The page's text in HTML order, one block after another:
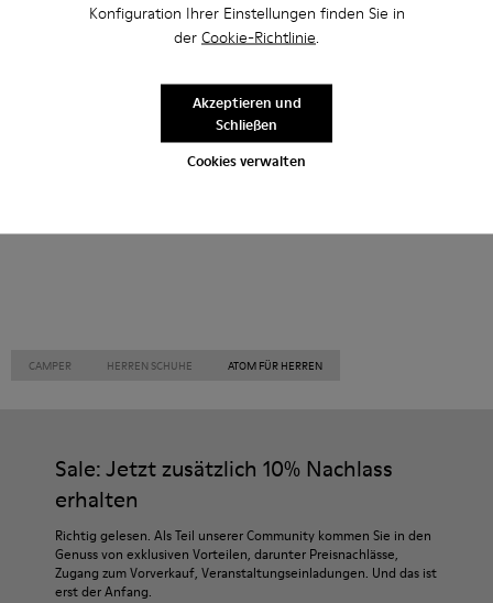
Konfiguration Ihrer Einstellungen finden Sie in
der Cookie-Richtlinie.
Cookies verwalten
Akzeptieren und
Schließen
Lederfreie-Schuhe
Mokassins
Lässige Schuhe Sneaker
CAMPER HERREN SCHUHE ATOM FÜR HERREN
Sale: Jetzt zusätzlich 10% Nachlass
erhalten
Richtig gelesen. Als Teil unserer Community kommen Sie in den
Genuss von exklusiven Vorteilen, darunter Preisnachlässe,
Zugang zum Vorverkauf, Veranstaltungseinladungen. Und das ist
erst der Anfang.